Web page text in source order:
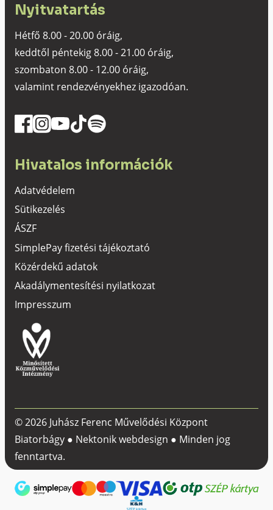
Nyitvatartás
Hétfő 8.00 - 20.00 óráig,
keddtől péntekig 8.00 - 21.00 óráig,
szombaton 8.00 - 12.00 óráig,
valamint rendezvényekhez igazodóan.
Hivatalos információk
Adatvédelem
Sütikezelés
ÁSZF
SimplePay fizetési tájékoztató
Közérdekű adatok
Akadálymentesítési nyilatkozat
Impresszum
© 2026 Juhász Ferenc Művelődési Központ
Biatorbágy ● Nektonik webdesign ● Minden jog
fenntartva.